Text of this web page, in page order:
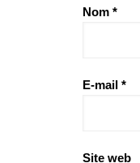
Nom *
E-mail *
Site web